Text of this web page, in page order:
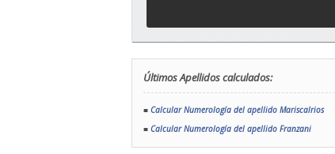
Últimos Apellidos calculados:
■ Calcular Numerología del apellido Mariscalrios
■ Calcular Numerología del apellido Franzani